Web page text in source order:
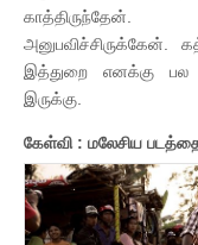
காத்திருந்தேன்.
அனுபவிச்சிருக்கேன்.
இத்துறை எனக்கு பல
இருக்கு.
கேள்வி : மலேசிய